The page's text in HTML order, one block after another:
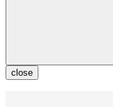
close